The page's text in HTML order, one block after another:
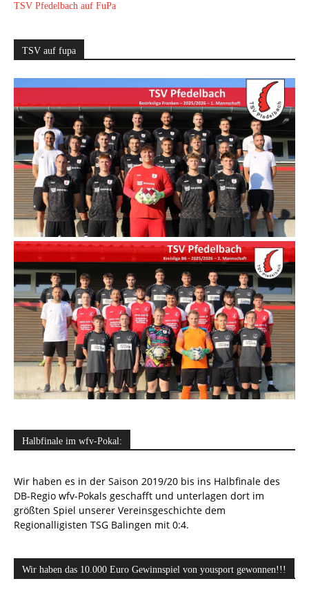
TSV Pfedelbach auf FuPa
TSV auf fupa
Halbfinale im wfv-Pokal:
Wir haben es in der Saison 2019/20 bis ins Halbfinale des
DB-Regio wfv-Pokals geschafft und unterlagen dort im
größten Spiel unserer Vereinsgeschichte dem
Regionalligisten TSG Balingen mit 0:4.
Wir haben das 10.000 Euro Gewinnspiel von yousport gewonnen!!!